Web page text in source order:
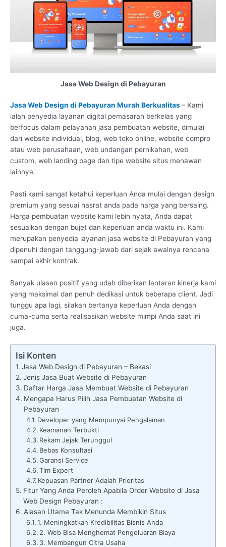
Jasa Web Design di Pebayuran
Jasa Web Design di Pebayuran Murah Berkualitas– Kami
ialah penyedia layanan digital pemasaran berkelas yang
berfocus dalam pelayanan jasa pembuatan website, dimulai
dari website individual, blog, web toko online, website compro
atau web perusahaan, web undangan pernikahan, web
custom, web landing page dan tipe website situs menawan
lainnya.
Pasti kami sangat ketahui keperluan Anda mulai dengan design
premium yang sesuai hasrat anda pada harga yang bersaing.
Harga pembuatan website kami lebih nyata, Anda dapat
sesuaikan dengan bujet dan keperluan anda waktu ini. Kami
merupakan penyedia layanan jasa website di Pebayuran yang
dipenuhi dengan tanggung-jawab dari sejak awalnya rencana
sampai akhir kontrak.
Banyak ulasan positif yang udah diberikan lantaran kinerja kami
yang maksimal dan penuh dedikasi untuk beberapa client. Jadi
tunggu apa lagi, silakan bertanya keperluan Anda dengan
cuma-cuma serta realisasikan website mimpi Anda saat ini
juga.
Isi Konten
Jasa Web Design di Pebayuran – Bekasi
Jenis Jasa Buat Website di Pebayuran
Daftar Harga Jasa Membuat Website di Pebayuran
Mengapa Harus Pilih Jasa Pembuatan Website di
Pebayuran
Developer yang Mempunyai Pengalaman
Keamanan Terbukti
Rekam Jejak Terunggul
Bebas Konsultasi
Garansi Service
Tim Expert
Kepuasan Partner Adalah Prioritas
Fitur Yang Anda Peroleh Apabila Order Website di Jasa
Web Design Pebayuran :
Alasan Utama Tak Menunda Membikin Situs
1. Meningkatkan Kredibilitas Bisnis Anda
2. Web Bisa Menghemat Pengeluaran Biaya
3. Membangun Citra Usaha